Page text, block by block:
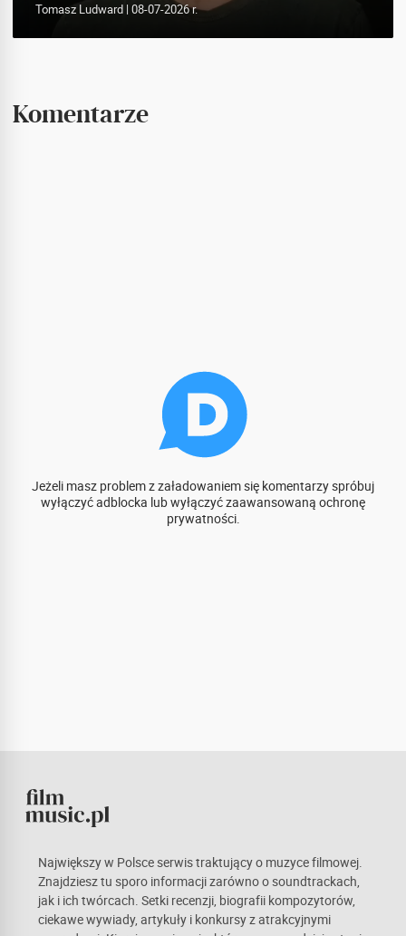
Tomasz Ludward| 08-07-2026 r.
Komentarze
Jeżeli masz problem z załadowaniem się komentarzy spróbuj
wyłączyć adblocka lub wyłączyć zaawansowaną ochronę
prywatności.
Największy w Polsce serwis traktujący o muzyce filmowej.
Znajdziesz tu sporo informacji zarówno o soundtrackach,
jak i ich twórcach. Setki recenzji, biografii kompozytorów,
ciekawe wywiady, artykuły i konkursy z atrakcyjnymi